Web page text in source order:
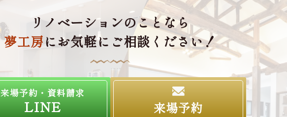
リノベーションのことなら
夢工房にお気軽にご相談ください！
来場予約・資料請求
LINE 来場予約